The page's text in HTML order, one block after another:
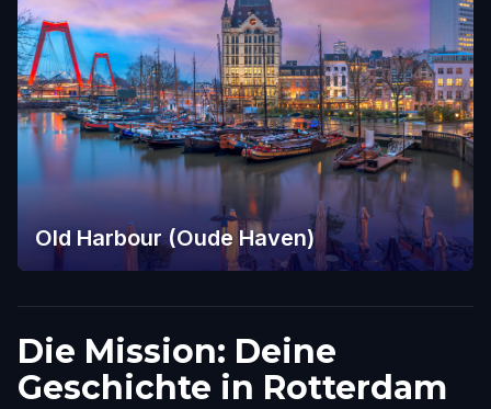
Old Harbour (Oude Haven)
Die Mission: Deine
Geschichte in Rotterdam